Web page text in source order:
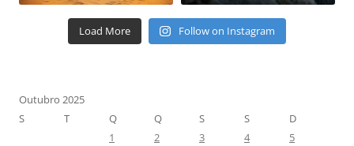
Load More Follow on Instagram
Outubro 2025
S
T Q Q S S
D
1
2 3 4
5